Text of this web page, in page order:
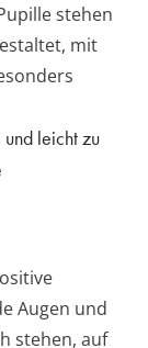
stehen
mit
leicht zu
Augen und
stehen, auf